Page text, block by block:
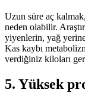
Uzun süre aç
neden olabilir.
yiyenlerin, yağ
Kas kaybı
verdiğiniz kiloları
5. Yüksek